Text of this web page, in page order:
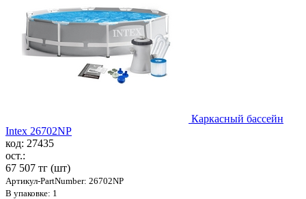
Каркасный бассейн
Intex 26702NP
код: 27435
ост.:
67 507 тг (шт)
Артикул-PartNumber: 26702NP
В упаковке: 1